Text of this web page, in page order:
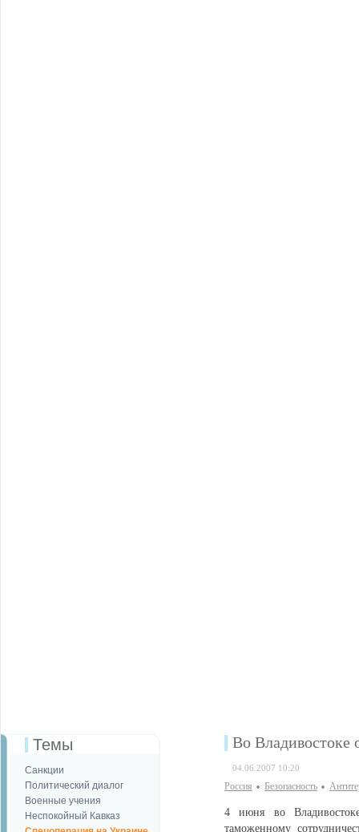
Темы
Санкции
Политический диалог
Военные учения
Неспокойный Кавказ
Во Владивостоке
04.06.2007 10:20
Россия Безопаcность
4 июня во
таможенному